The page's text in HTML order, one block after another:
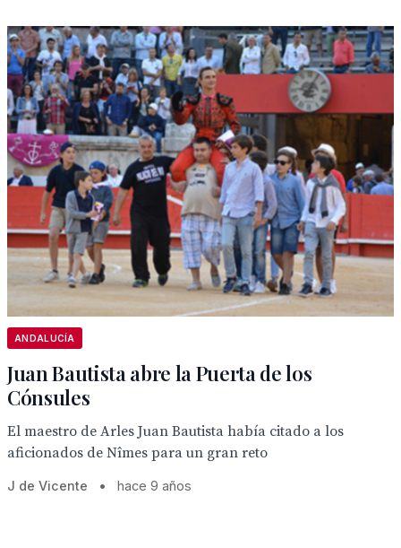
ANDALUCÍA
Juan Bautista abre la Puerta de los
Cónsules
El maestro de Arles Juan Bautista había citado a los
aficionados de Nîmes para un gran reto
J de Vicente • hace 9 años